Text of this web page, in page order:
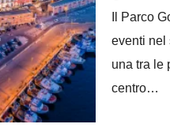
Il Parco
eventi nel
una tra le
centro…